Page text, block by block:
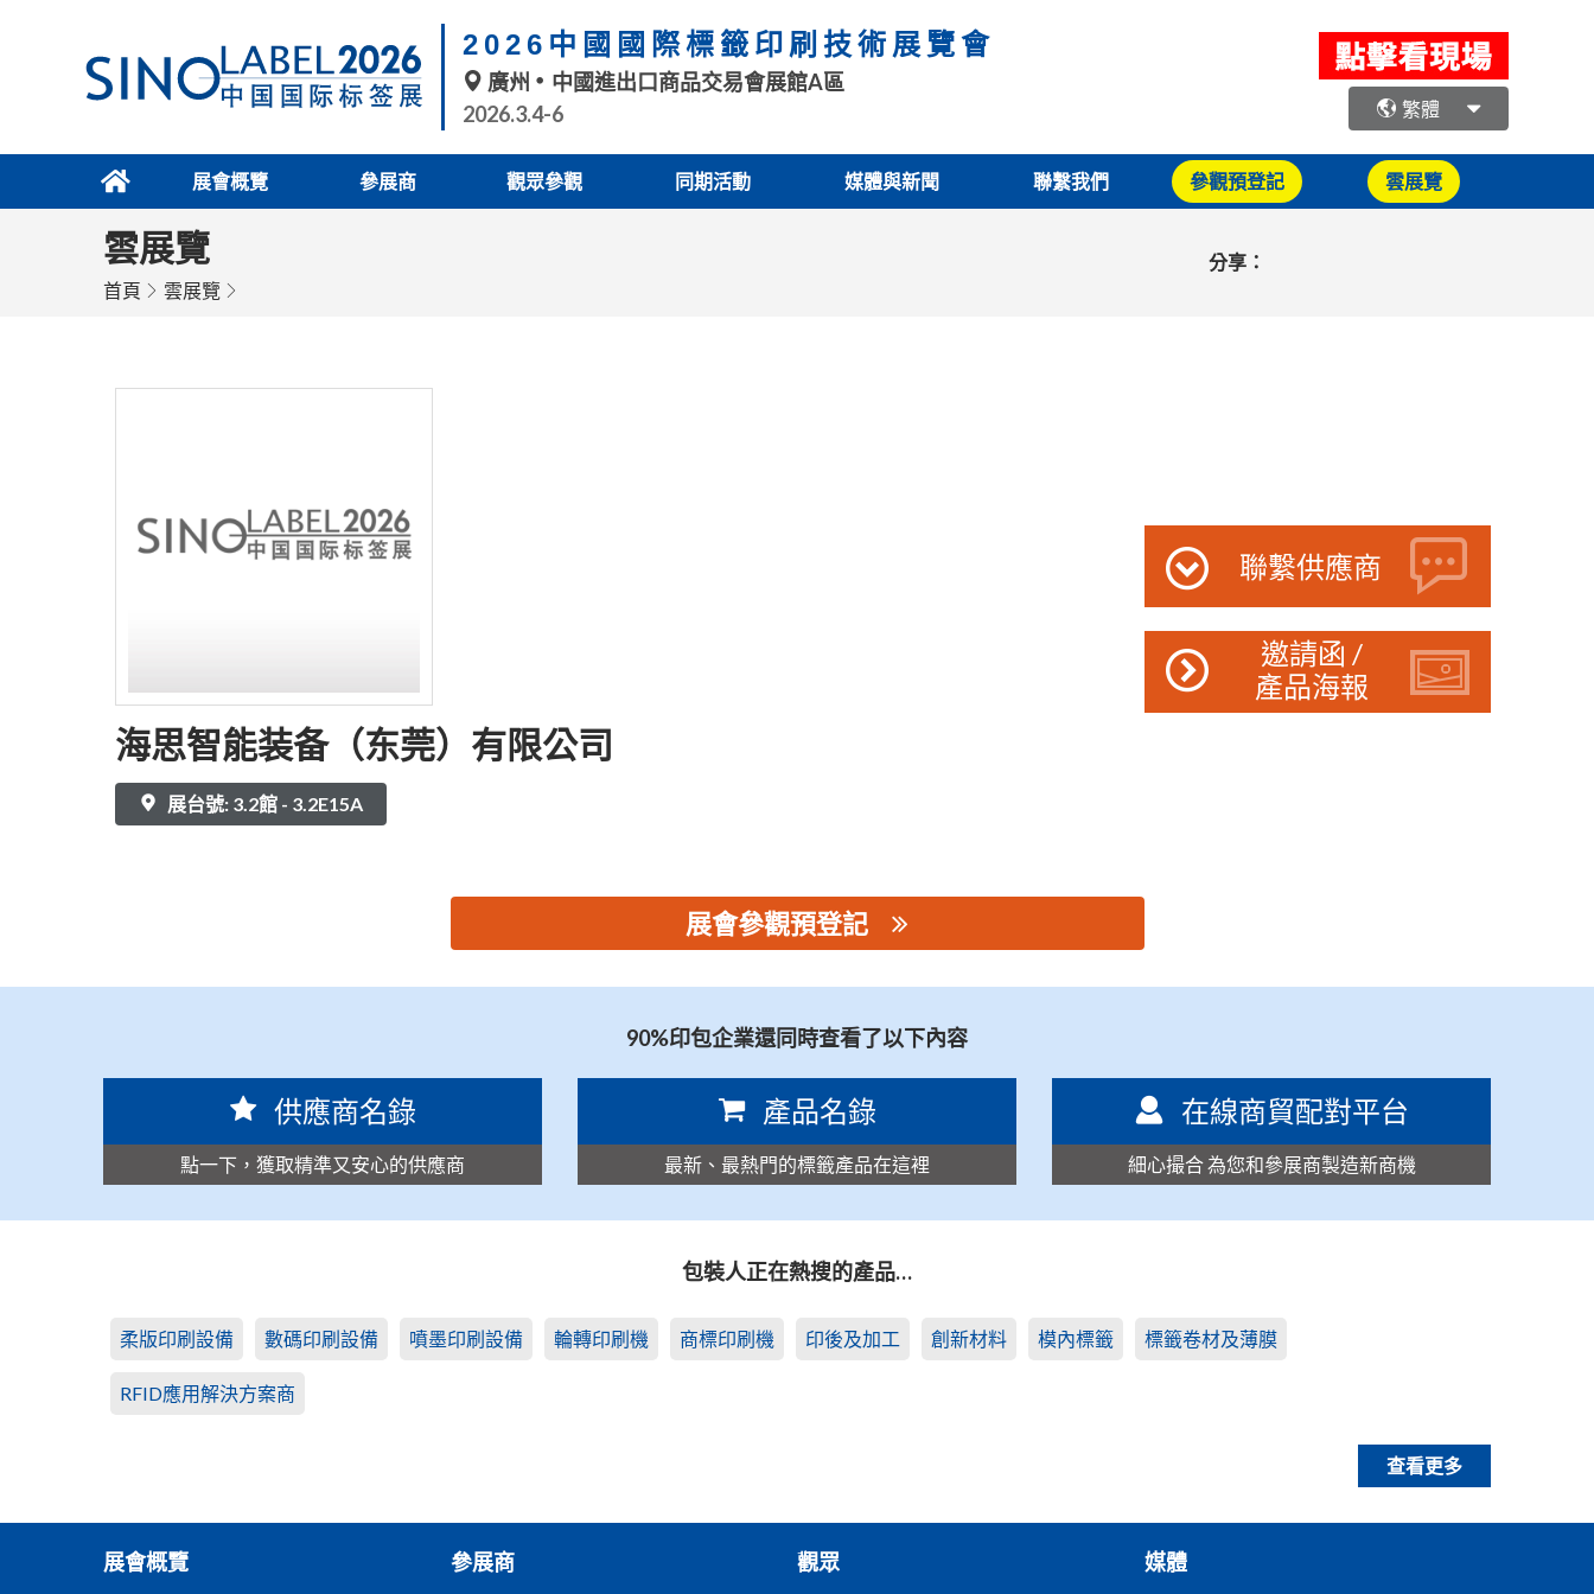
2026中國國際標籤印刷技術展覽會
廣州
中國進出口商品交易會展館A區
2026.3.4-6
繁體
展會概覽 參展商 觀眾參觀 同期活動 媒體與新聞 聯繫我們 參觀預登記 雲展覽
雲展覽
首頁 雲展覽
分享：
海思智能装备（东莞）有限公司
展台號: 3.2館 - 3.2E15A
聯繫供應商
邀請函 /
產品海報
展會參觀預登記
90%印包企業還同時查看了以下內容
供應商名錄
點一下，獲取精準又安心的供應商
產品名錄
最新、最熱門的標籤產品在這裡
在線商貿配對平台
細心撮合 為您和參展商製造新商機
包裝人正在熱搜的產品…
柔版印刷設備 數碼印刷設備 噴墨印刷設備 輪轉印刷機 商標印刷機 印後及加工 創新材料 模內標籤 標籤卷材及薄膜
RFID應用解決方案商
查看更多
展會概覽 參展商 觀眾 媒體